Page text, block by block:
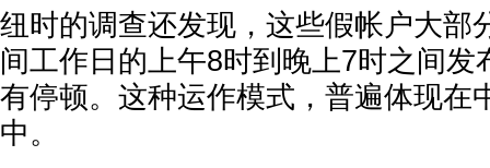
纽时的调查还发现，这些假帐户大部
间工作日的上午8时到晚上7时之间发
有停顿。这种运作模式，普遍体现在
中。